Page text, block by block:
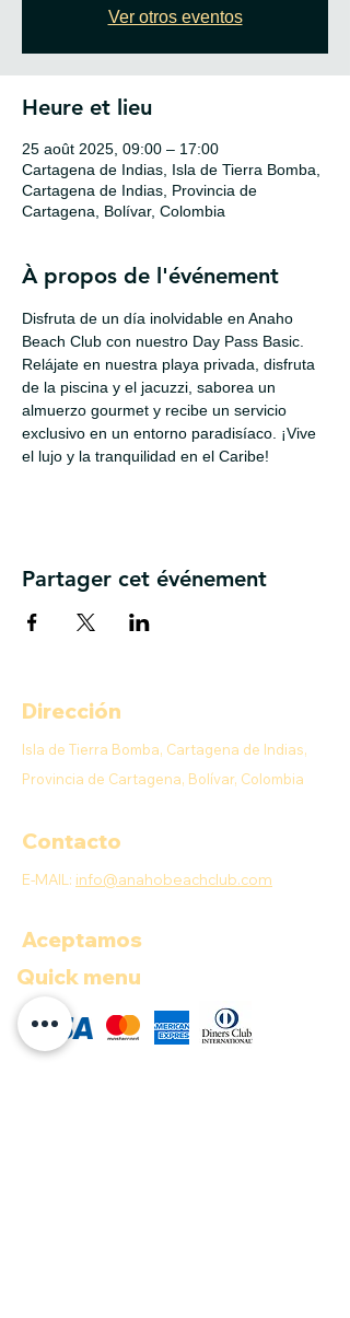
Ver otros eventos
Heure et lieu
25 août 2025, 09:00 – 17:00
Cartagena de Indias, Isla de Tierra Bomba,
Cartagena de Indias, Provincia de
Cartagena, Bolívar, Colombia
À propos de l'événement
Disfruta de un día inolvidable en Anaho
Beach Club con nuestro Day Pass Basic.
Relájate en nuestra playa privada, disfruta
de la piscina y el jacuzzi, saborea un
almuerzo gourmet y recibe un servicio
exclusivo en un entorno paradisíaco. ¡Vive
el lujo y la tranquilidad en el Caribe!
Partager cet événement
Dirección
Isla de Tierra Bomba, Cartagena de Indias,
Provincia de Cartagena, Bolívar, Colombia
Contacto
E-MAIL: info@anahobeachclub.com
Aceptamos
Quick menu